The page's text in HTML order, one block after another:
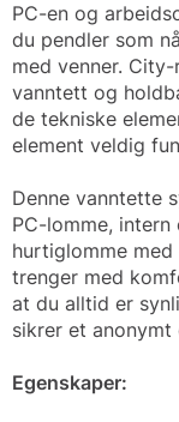
PC-en og
du pendler som
med venner.
vanntett og
de tekniske
element veldig
Denne vanntette
PC-lomme,
hurtiglomme
trenger med
at du alltid er
sikrer et anonymt
Egenskaper: